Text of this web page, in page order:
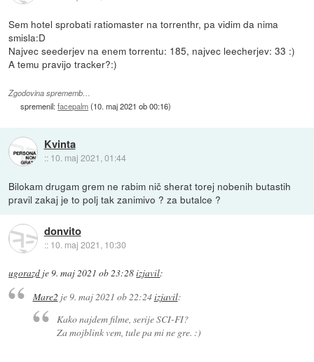
Sem hotel sprobati ratiomaster na torrenthr, pa vidim da nima
smisla:D
Najvec seederjev na enem torrentu: 185, najvec leecherjev: 33 :)
A temu pravijo tracker?:)
Zgodovina sprememb…
spremenil:facepalm(10. maj 2021 ob 00:16)
Kvinta
:: 10. maj 2021, 01:44
Bilokam drugam grem ne rabim nič sherat torej nobenih butastih
pravil zakaj je to polj tak zanimivo ? za butalce ?
donvito
:: 10. maj 2021, 10:30
ugorazd je9. maj 2021 ob 23:28izjavil:
Mare2je 9. maj 2021 ob 22:24izjavil:
Kako najdem filme, serije SCI-FI?
Za mojblink vem, tule pa mi ne gre. :)